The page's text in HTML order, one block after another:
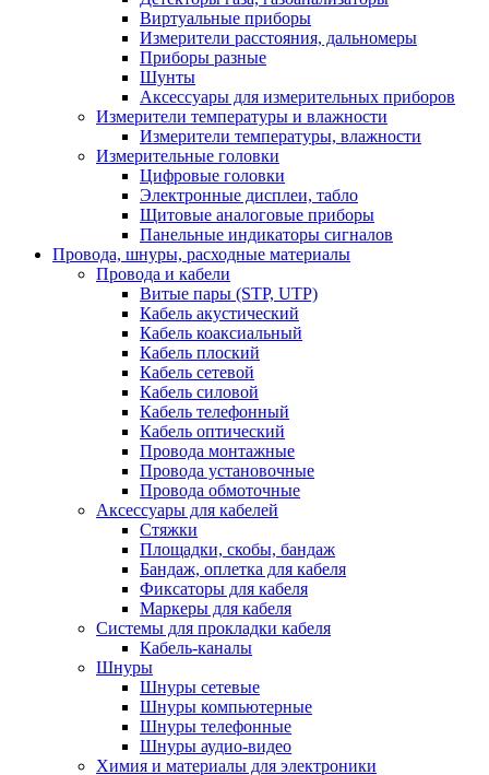
Виртуальные приборы
Измерители расстояния, дальномеры
Приборы разные
Шунты
Аксессуары для измерительных приборов
Измерители температуры и влажности
Измерители температуры, влажности
Измерительные головки
Цифровые головки
Электронные дисплеи, табло
Щитовые аналоговые приборы
Панельные индикаторы сигналов
Провода, шнуры, расходные материалы
Провода и кабели
Витые пары (STP, UTP)
Кабель акустический
Кабель коаксиальный
Кабель плоский
Кабель сетевой
Кабель силовой
Кабель телефонный
Кабель оптический
Провода монтажные
Провода установочные
Провода обмоточные
Аксессуары для кабелей
Стяжки
Площадки, скобы, бандаж
Бандаж, оплетка для кабеля
Фиксаторы для кабеля
Маркеры для кабеля
Системы для прокладки кабеля
Кабель-каналы
Шнуры
Шнуры сетевые
Шнуры компьютерные
Шнуры телефонные
Шнуры аудио-видео
Химия и материалы для электроники